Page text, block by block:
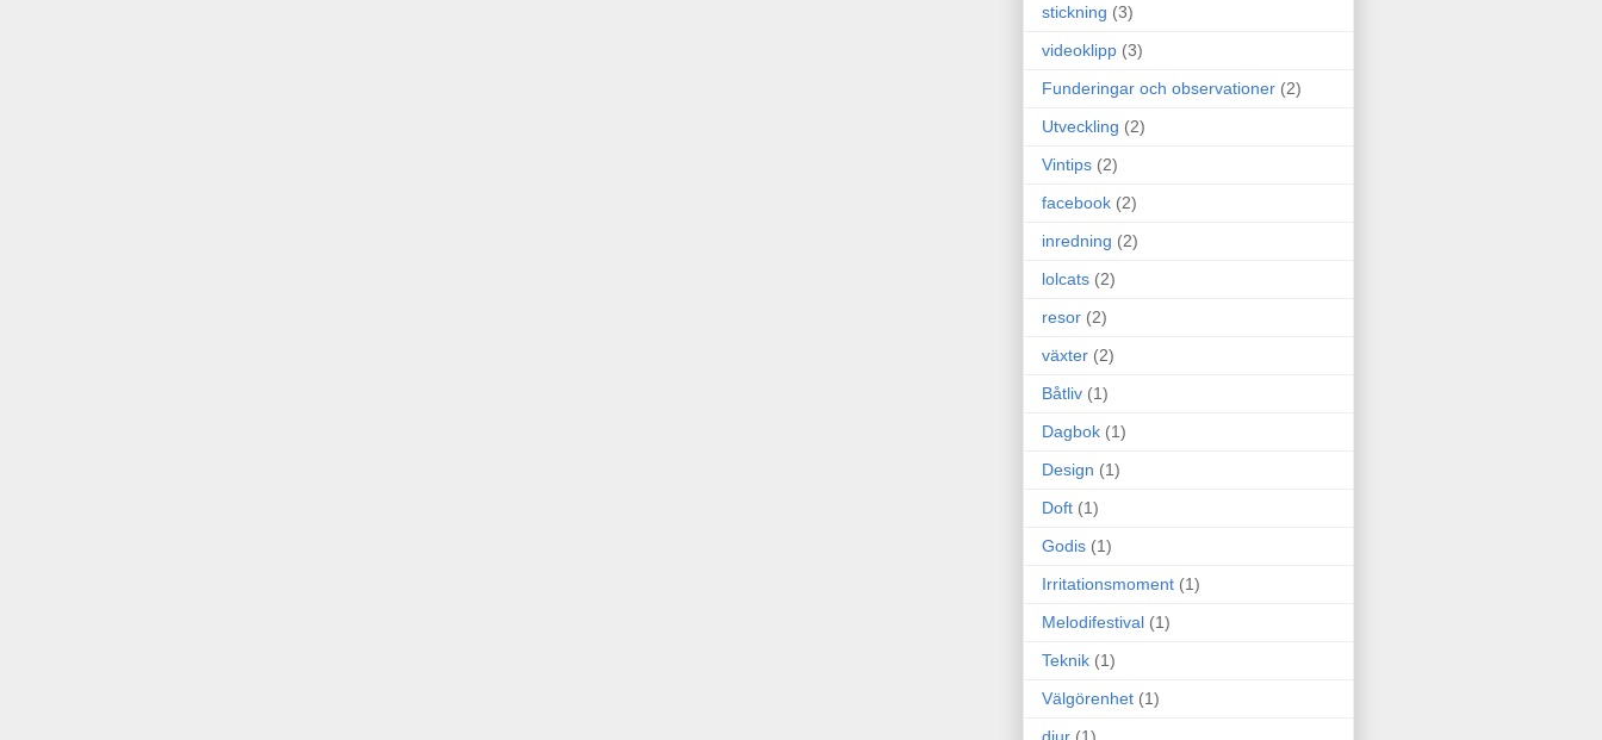
stickning (3)
videoklipp (3)
Funderingar och observationer (2)
Utveckling (2)
Vintips (2)
facebook (2)
inredning (2)
lolcats (2)
resor (2)
växter (2)
Båtliv (1)
Dagbok (1)
Design (1)
Doft (1)
Godis (1)
Irritationsmoment (1)
Melodifestival (1)
Teknik (1)
Välgörenhet (1)